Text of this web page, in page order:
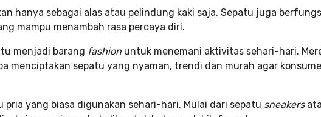
hanya sebagai alas atau pelindung kaki saja. Sepatu juga
mampu menambah rasa percaya diri.
menjadi barang fashion untuk menemani aktivitas sehari-hari.
menciptakan sepatu yang nyaman, trendi dan murah agar
pria yang biasa digunakan sehari-hari. Mulai dari sepatu sneakers